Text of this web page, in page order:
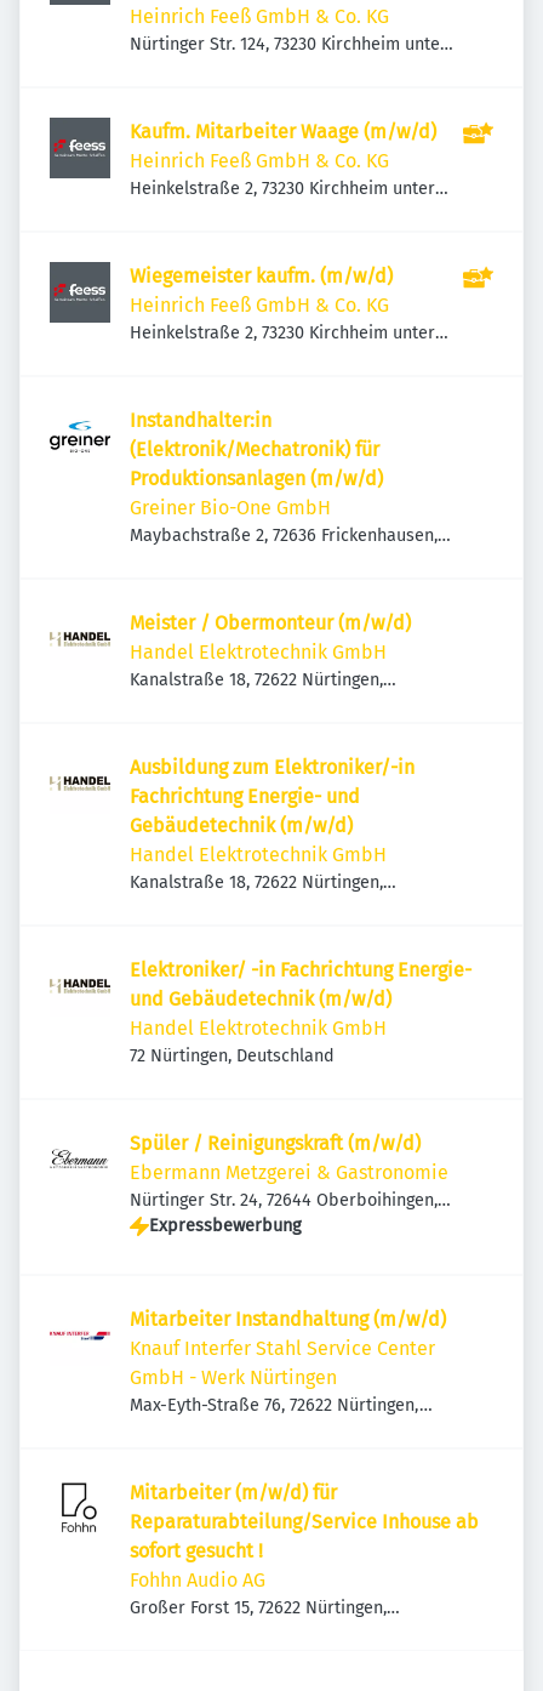
Heinrich Feeß GmbH & Co. KG
Nürtinger Str. 124, 73230 Kirchheim unter
Kaufm. Mitarbeiter Waage (m/w/d)
Heinrich Feeß GmbH & Co. KG
Heinkelstraße 2, 73230 Kirchheim unter
Wiegemeister kaufm. (m/w/d)
Heinrich Feeß GmbH & Co. KG
Heinkelstraße 2, 73230 Kirchheim unter
Instandhalter:in
(Elektronik/Mechatronik) für
Produktionsanlagen (m/w/d)
Greiner Bio-One GmbH
Maybachstraße 2, 72636 Frickenhausen,
Meister / Obermonteur (m/w/d)
Handel Elektrotechnik GmbH
Kanalstraße 18, 72622 Nürtingen,
Ausbildung zum Elektroniker/-in
Fachrichtung Energie- und
Gebäudetechnik (m/w/d)
Handel Elektrotechnik GmbH
Kanalstraße 18, 72622 Nürtingen,
Elektroniker/ -in Fachrichtung Energie-
und Gebäudetechnik (m/w/d)
Handel Elektrotechnik GmbH
72 Nürtingen, Deutschland
Spüler / Reinigungskraft (m/w/d)
Ebermann Metzgerei & Gastronomie
Nürtinger Str. 24, 72644 Oberboihingen,
Deutschland
Expressbewerbung
Mitarbeiter Instandhaltung (m/w/d)
Knauf Interfer Stahl Service Center
GmbH - Werk Nürtingen
Max-Eyth-Straße 76, 72622 Nürtingen,
Mitarbeiter (m/w/d) für
Reparaturabteilung/Service Inhouse ab
sofort gesucht !
Fohhn Audio AG
Großer Forst 15, 72622 Nürtingen,